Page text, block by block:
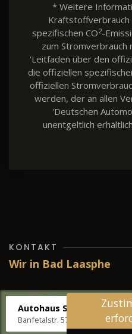
* Weitere
Kraftstoffverbrauch
spezifischen CO2-
zum Stromverbrauch
'Leitfaden über den
die offiziellen
offiziellen
werden, der an allen
'Deutschen
unentgeltlich
KONTAKT
Wir in Bad Laasphe
Autohaus Stenger
Banfetalstr. 57, 57334 Bad